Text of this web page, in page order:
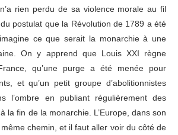
rien perdu de sa violence morale au fil
postulat que la Révolution de 1789 a été
ce que serait la monarchie à une
On y apprend que Louis XXI règne
qu’une purge a été menée pour
et qu’un petit groupe d’abolitionnistes
l’ombre en publiant régulièrement des
la fin de la monarchie. L’Europe, dans son
chemin, et il faut aller voir du côté de